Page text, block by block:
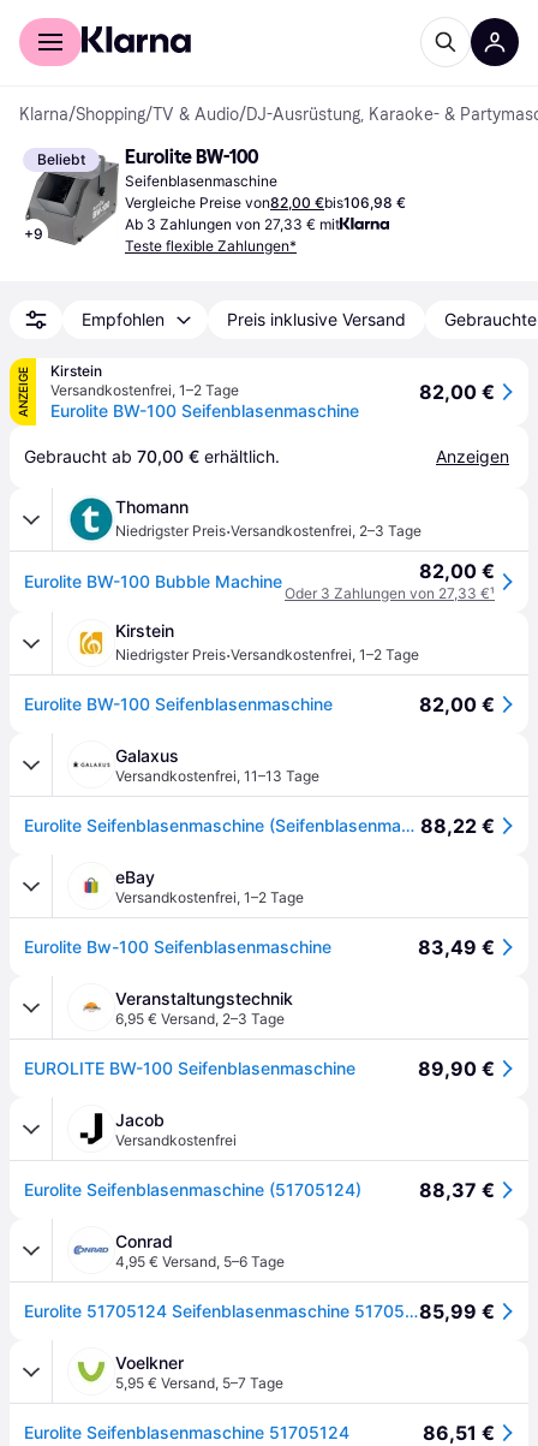
Für Shopper
Klarna/Shopping/TV & Audio/DJ-Ausrüstung, Karaoke- &
Beliebt
+9
Eurolite BW-100
Seifenblasenmaschine
Vergleiche Preise von82,00 €bis106,98 €
Ab 3 Zahlungen von 27,33 € mit
Teste flexible Zahlungen*
Empfohlen Preis inklusive Versand
ANZEIGE
Kirstein
Versandkostenfrei, 1–2 Tage
Eurolite BW-100 Seifenblasenmaschine
82,00 €
Gebraucht ab 70,00 € erhältlich. Anzeigen
Thomann
Niedrigster Preis·Versandkostenfrei, 2–3 Tage
Eurolite BW-100 Bubble Machine 82,00 €
Oder 3 Zahlungen von 27,33 €¹
Kirstein
Niedrigster Preis·Versandkostenfrei, 1–2 Tage
Eurolite BW-100 Seifenblasenmaschine 82,00 €
Galaxus
Versandkostenfrei, 11–13 Tage
Eurolite Seifenblasenmaschine (Seifenblasenmaschine), Hazer 88,22 €
eBay
Versandkostenfrei, 1–2 Tage
Eurolite Bw-100 Seifenblasenmaschine 83,49 €
Veranstaltungstechnik
6,95 € Versand, 2–3 Tage
EUROLITE BW-100 Seifenblasenmaschine 89,90 €
Jacob
Versandkostenfrei
Eurolite Seifenblasenmaschine (51705124) 88,37 €
Conrad
4,95 € Versand, 5–6 Tage
Eurolite 51705124 Seifenblasenmaschine 5170512485,99 €
Voelkner
5,95 € Versand, 5–7 Tage
Eurolite Seifenblasenmaschine 51705124 86,51 €